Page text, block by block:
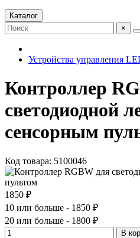
Каталог
×
Устройства управления
Контроллер
светодиодной
сенсорным
Код товара: 5100046
1850 ₽
10 или больше - 1850 ₽
20 или больше - 1800 ₽
В